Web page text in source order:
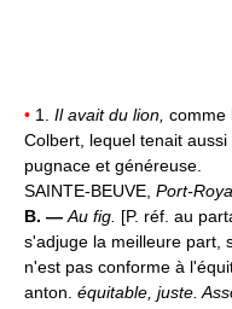
• 1. Il avait du lion, comme
Colbert, lequel tenait
pugnace et généreuse.
SAINTE-BEUVE, Port-
B. —Au fig. [P. réf. au
s'adjuge la meilleure part,
n'est pas conforme à
anton. équitable, juste.